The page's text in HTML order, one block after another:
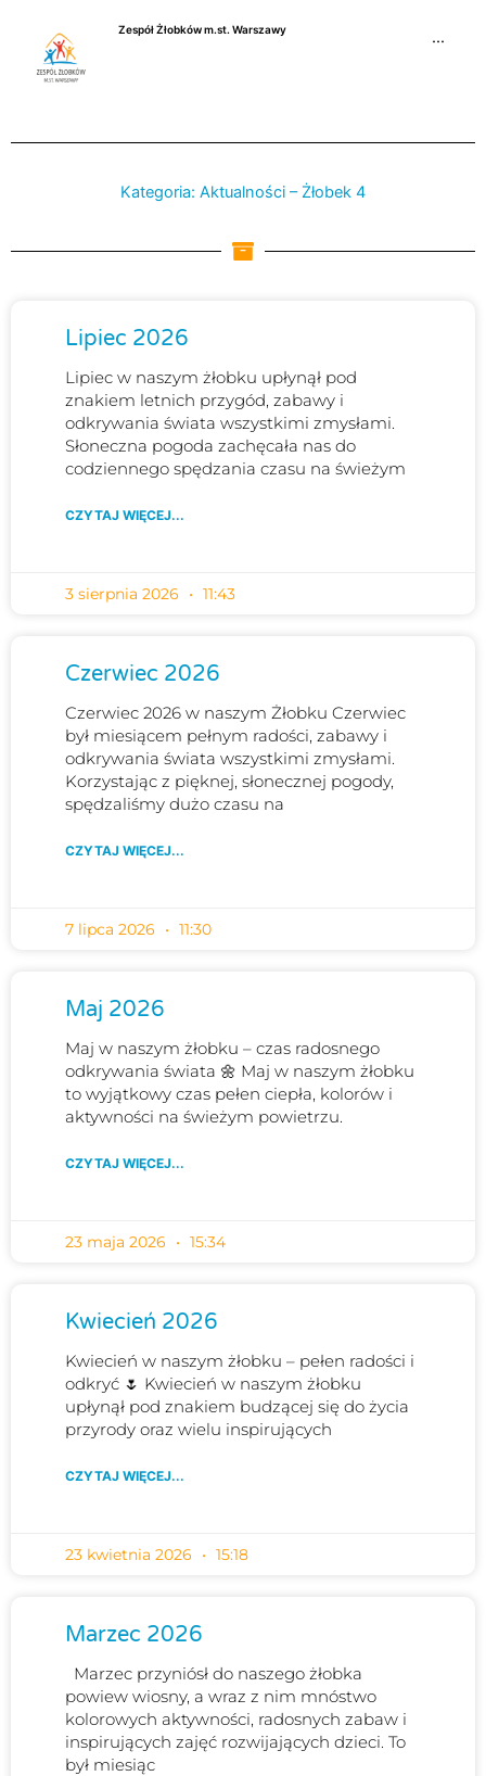
Zespół Żłobków m.st. Warszawy
···
Kategoria: Aktualności – Żłobek 4
Lipiec 2026
Lipiec w naszym żłobku upłynął pod
znakiem letnich przygód, zabawy i
odkrywania świata wszystkimi zmysłami.
Słoneczna pogoda zachęcała nas do
codziennego spędzania czasu na świeżym
CZYTAJ WIĘCEJ...
3 sierpnia 2026 11:43
Czerwiec 2026
Czerwiec 2026 w naszym Żłobku Czerwiec
był miesiącem pełnym radości, zabawy i
odkrywania świata wszystkimi zmysłami.
Korzystając z pięknej, słonecznej pogody,
spędzaliśmy dużo czasu na
CZYTAJ WIĘCEJ...
7 lipca 2026 11:30
Maj 2026
Maj w naszym żłobku – czas radosnego
odkrywania świata 🌼 Maj w naszym żłobku
to wyjątkowy czas pełen ciepła, kolorów i
aktywności na świeżym powietrzu.
CZYTAJ WIĘCEJ...
23 maja 2026 15:34
Kwiecień 2026
Kwiecień w naszym żłobku – pełen radości i
odkryć 🌷 Kwiecień w naszym żłobku
upłynął pod znakiem budzącej się do życia
przyrody oraz wielu inspirujących
CZYTAJ WIĘCEJ...
23 kwietnia 2026 15:18
Marzec 2026
Marzec przyniósł do naszego żłobka
powiew wiosny, a wraz z nim mnóstwo
kolorowych aktywności, radosnych zabaw i
inspirujących zajęć rozwijających dzieci. To
był miesiąc